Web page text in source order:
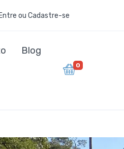
Entre ou Cadastre-se
Blog
0